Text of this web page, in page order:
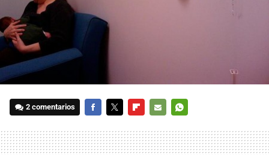
2 comentarios
MAIL